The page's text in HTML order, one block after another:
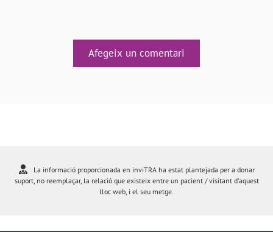
Afegeix un comentari
La informació proporcionada en inviTRA ha estat plantejada per a donar
suport, no reemplaçar, la relació que existeix entre un pacient / visitant d'aquest
lloc web, i el seu metge.